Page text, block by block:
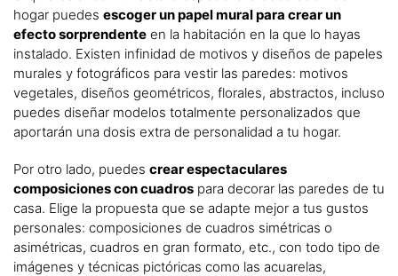
hogar puedes escoger un papel mural para crear un
efecto sorprendente en la habitación en la que lo hayas
instalado. Existen infinidad de motivos y diseños de papeles
murales y fotográficos para vestir las paredes: motivos
vegetales, diseños geométricos, florales, abstractos, incluso
puedes diseñar modelos totalmente personalizados que
aportarán una dosis extra de personalidad a tu hogar.
Por otro lado, puedes crear espectaculares
composiciones con cuadros para decorar las paredes de tu
casa. Elige la propuesta que se adapte mejor a tus gustos
personales: composiciones de cuadros simétricas o
asimétricas, cuadros en gran formato, etc., con todo tipo de
imágenes y técnicas pictóricas como las acuarelas,